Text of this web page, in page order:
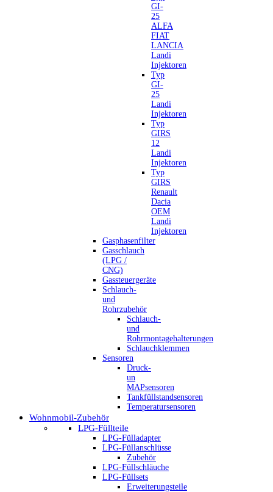
GI-
25
ALFA
FIAT
LANCIA
Landi
Injektoren
Typ
GI-
25
Landi
Injektoren
Typ
GIRS
12
Landi
Injektoren
Typ
GIRS
Renault
Dacia
OEM
Landi
Injektoren
Gasphasenfilter
Gasschlauch
(LPG /
CNG)
Gassteuergeräte
Schlauch-
und
Rohrzubehör
Schlauch-
und
Rohrmontagehalterungen
Schlauchklemmen
Sensoren
Druck-
un
MAPsensoren
Tankfüllstandsensoren
Temperatursensoren
Wohnmobil-Zubehör
LPG-Füllteile
LPG-Fülladapter
LPG-Füllanschlüsse
Zubehör
LPG-Füllschläuche
LPG-Füllsets
Erweiterungsteile